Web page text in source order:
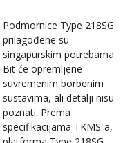
Podmornice Type 218SG
prilagođene su
singapurskim potrebama.
Bit će opremljene
suvremenim borbenim
sustavima, ali detalji nisu
poznati. Prema
specifikacijama TKMS-a,